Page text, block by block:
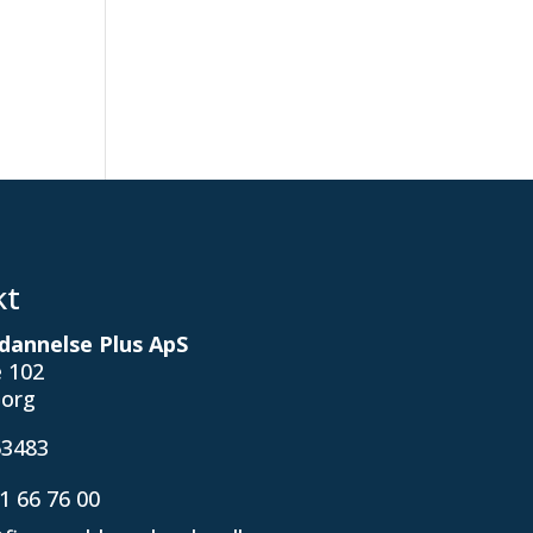
Plus ApS
102
66 76 00